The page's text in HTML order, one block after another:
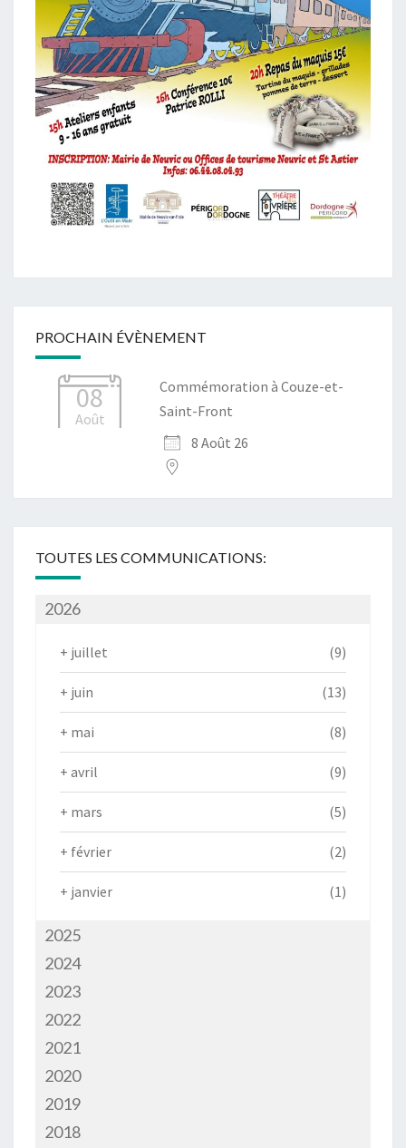
PROCHAIN ÉVÈNEMENT
08
Août
Commémoration à Couze-et-
Saint-Front
8 Août 26
TOUTES LES COMMUNICATIONS:
2026
+ juillet (9)
+ juin (13)
+ mai (8)
+ avril (9)
+ mars (5)
+ février (2)
+ janvier (1)
2025
2024
2023
2022
2021
2020
2019
2018